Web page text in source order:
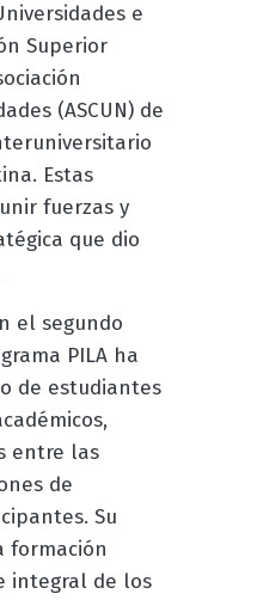
e
Superior
(ASCUN) de
Estas
fuerzas y
que dio
el segundo
PILA ha
de estudiantes
entre las
de
Su
formación
integral de los